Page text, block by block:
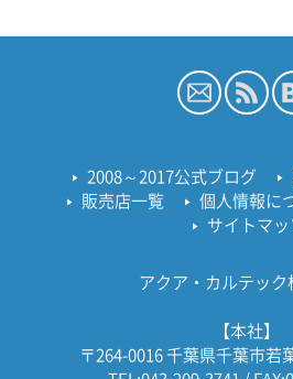
2008～2017公式ブログ
販売店一覧
個人情報に
サイトマ
アクア・カルテック
【本社】
〒264-0016 千葉県千葉市若